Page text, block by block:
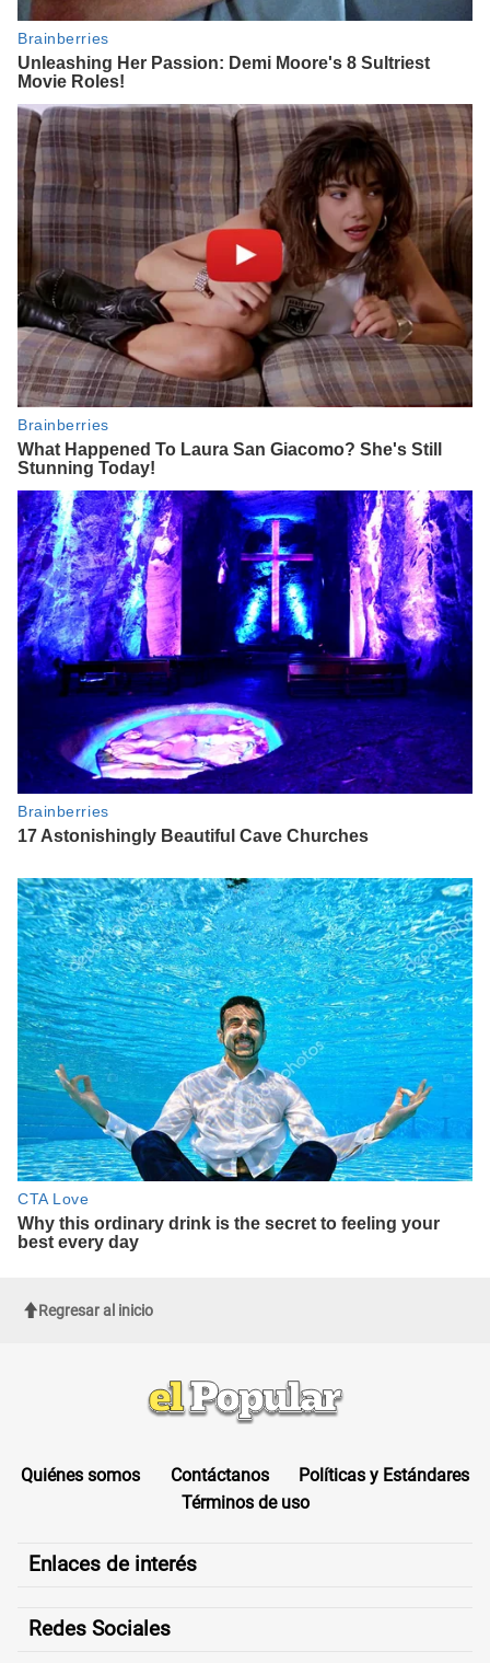
Regresar al inicio
Quiénes somos Contáctanos
Políticas y Estándares
Términos de uso
Enlaces de interés
Redes Sociales